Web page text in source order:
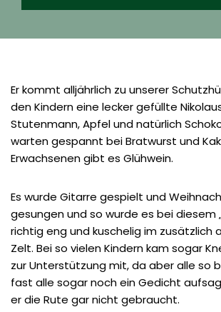
Er kommt alljährlich zu unserer
den Kindern eine lecker gefüllte
Stutenmann, Apfel und natürlich
warten gespannt bei Bratwurst und
Erwachsenen gibt es Glühwein.
Es wurde Gitarre gespielt und
gesungen und so wurde es bei diesem
richtig eng und kuschelig im zusätzlich
Zelt. Bei so vielen Kindern kam sogar
zur Unterstützung mit, da aber alle so
fast alle sogar noch ein Gedicht
er die Rute gar nicht gebraucht.